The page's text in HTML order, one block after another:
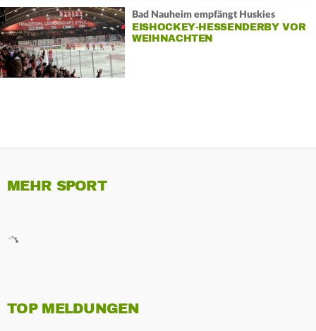
Bad Nauheim empfängt Huskies
EISHOCKEY-HESSENDERBY VOR
WEIHNACHTEN
MEHR SPORT
TOP MELDUNGEN